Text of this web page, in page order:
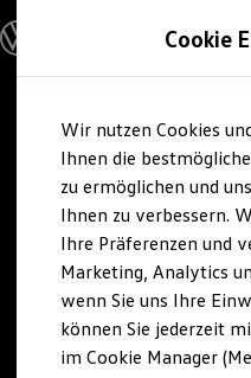
Hauptinhalt
springen
Footer
springen
Modelle und
Konfigurator
Modelle
Elektroautos
ENERGY
Nutzfahrzeuge
SUV und CUV
Familienautos
Kombis
Kompaktwagen
Sportwagen
Schnell verfügbare
Angebote und Produkte
Aktuelle Angebote
E-Auto-Förderung
Cookie
Wir nutzen Cookies
Ihnen die
zu ermöglichen und
Ihnen zu verbessern.
Ihre Präferenzen und
Marketing, Analytics
wenn Sie uns Ihre
können Sie jederzeit
im Cookie Manager